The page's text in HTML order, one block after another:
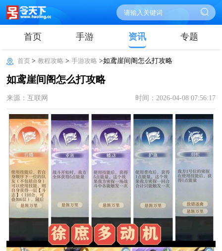
首页 手游 资讯 专题
首页>教程攻略 >手游攻略 >如鸢崖间阁怎么打攻略
如鸢崖间阁怎么打攻略
来源：互联网 时间：2026-04-08 07:56:17